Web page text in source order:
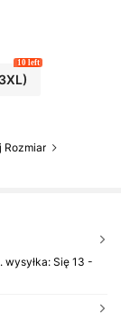
10 left
Rozmiar
wysyłka: Się 13 -